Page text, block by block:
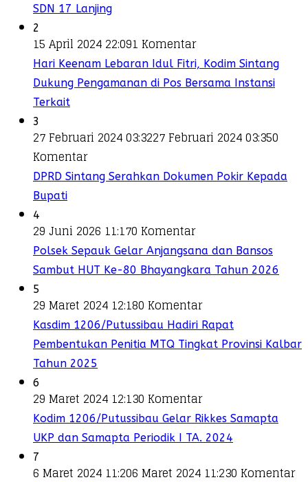
SDN 17 Lanjing
2
15 April 2024 22:091 Komentar
Hari Keenam Lebaran Idul Fitri, Kodim Sintang
Dukung Pengamanan di Pos Bersama Instansi
Terkait
3
27 Februari 2024 03:3227 Februari 2024 03:350
Komentar
DPRD Sintang Serahkan Dokumen Pokir Kepada
Bupati
4
29 Juni 2026 11:170 Komentar
Polsek Sepauk Gelar Anjangsana dan Bansos
Sambut HUT Ke-80 Bhayangkara Tahun 2026
5
29 Maret 2024 12:180 Komentar
Kasdim 1206/Putussibau Hadiri Rapat
Pembentukan Penitia MTQ Tingkat Provinsi Kalbar
Tahun 2025
6
29 Maret 2024 12:130 Komentar
Kodim 1206/Putussibau Gelar Rikkes Samapta
UKP dan Samapta Periodik I TA. 2024
7
6 Maret 2024 11:206 Maret 2024 11:230 Komentar